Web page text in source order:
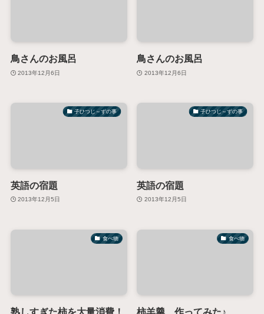
鳥さんのお風呂
2013年12月6日
鳥さんのお風呂
2013年12月6日
子ひつじ～ずの事
英語の宿題
2013年12月5日
子ひつじ～ずの事
英語の宿題
2013年12月5日
食べ物
熟しすぎた柿を大量消費！
食べ物
柿羊羹 作ってみた♪